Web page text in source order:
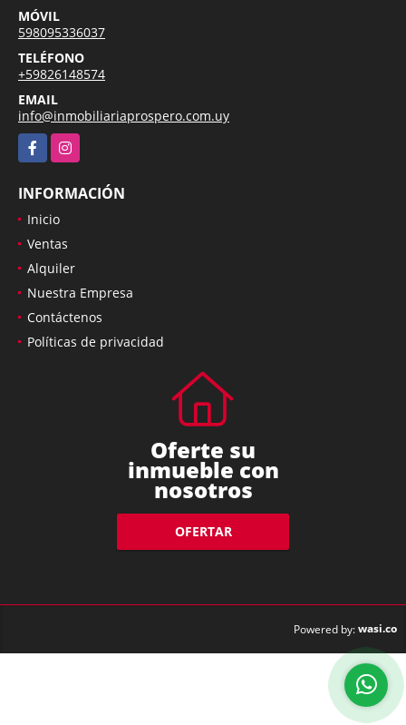
MÓVIL
598095336037
TELÉFONO
+59826148574
EMAIL
info@inmobiliariaprospero.com.uy
FacebookInstagram
INFORMACIÓN
Inicio
Ventas
Alquiler
Nuestra Empresa
Contáctenos
Políticas de privacidad
Oferte su
inmueble con
nosotros
OFERTAR
Powered by:wasi.co